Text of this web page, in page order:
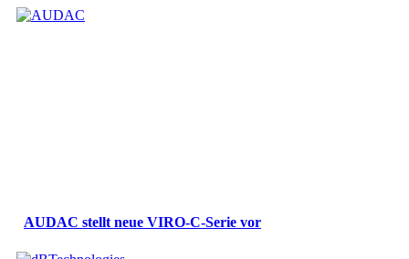
AUDAC stellt neue VIRO-C-Serie vor